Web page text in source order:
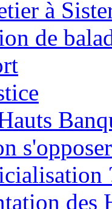
à
de
des